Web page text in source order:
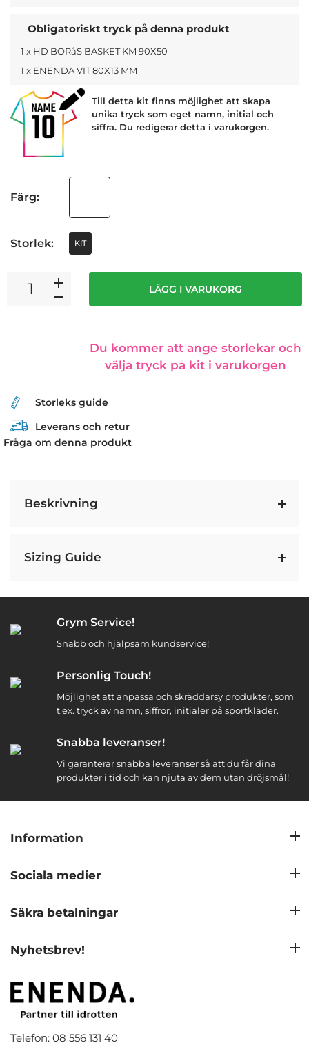
Obligatoriskt tryck på denna produkt
1 x HD BORåS BASKET KM 90X50
1 x ENENDA VIT 80X13 MM
Till detta kit finns möjlighet att skapa
unika tryck som eget namn, initial och
siffra. Du redigerar detta i varukorgen.
Färg:
Storlek: KIT
LÄGG I VARUKORG
Du kommer att ange storlekar och
välja tryck på kit i varukorgen
Storleks guide
Leverans och retur
Fråga om denna produkt
Beskrivning
Sizing Guide
Grym Service!
Snabb och hjälpsam kundservice!
Personlig Touch!
Möjlighet att anpassa och skräddarsy produkter, som
t.ex. tryck av namn, siffror, initialer på sportkläder.
Snabba leveranser!
Vi garanterar snabba leveranser så att du får dina
produkter i tid och kan njuta av dem utan dröjsmål!
Telefon: 08 556 131 40
Information
Sociala medier
Säkra betalningar
Nyhetsbrev!